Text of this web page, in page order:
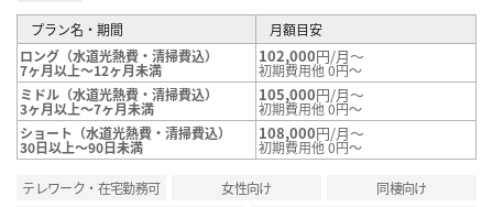
プラン名・期間
月額目安
ロング（水道光熱費・清掃費込）
7ヶ月以上～12ヶ月未満
102,000円/月～
初期費用他 0円～
ミドル（水道光熱費・清掃費込）
3ヶ月以上～7ヶ月未満
105,000円/月～
初期費用他 0円～
ショート（水道光熱費・清掃費込）
30日以上～90日未満
108,000円/月～
初期費用他 0円～
テレワーク・在宅勤務可 女性向け
同棲向け